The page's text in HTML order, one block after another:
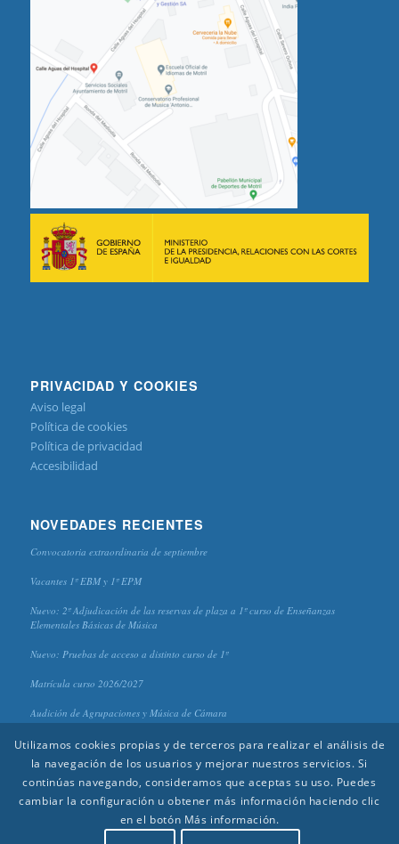
PRIVACIDAD Y COOKIES
Aviso legal
Política de cookies
Política de privacidad
Accesibilidad
NOVEDADES RECIENTES
Convocatoria extraordinaria de septiembre
Vacantes 1º EBM y 1º EPM
Nuevo: 2º Adjudicación de las reservas de plaza a 1º curso de Enseñanzas
Elementales Básicas de Música
Nuevo: Pruebas de acceso a distinto curso de 1º
Matrícula curso 2026/2027
Audición de Agrupaciones y Música de Cámara
© 2020 CPM "Antonio Lorenzo" - Diseño y edición:Aída Reinoso
Utilizamos cookies propias y de terceros para realizar el análisis de
la navegación de los usuarios y mejorar nuestros servicios. Si
continúas navegando, consideramos que aceptas su uso. Puedes
cambiar la configuración u obtener más información haciendo clic
en el botón Más información.